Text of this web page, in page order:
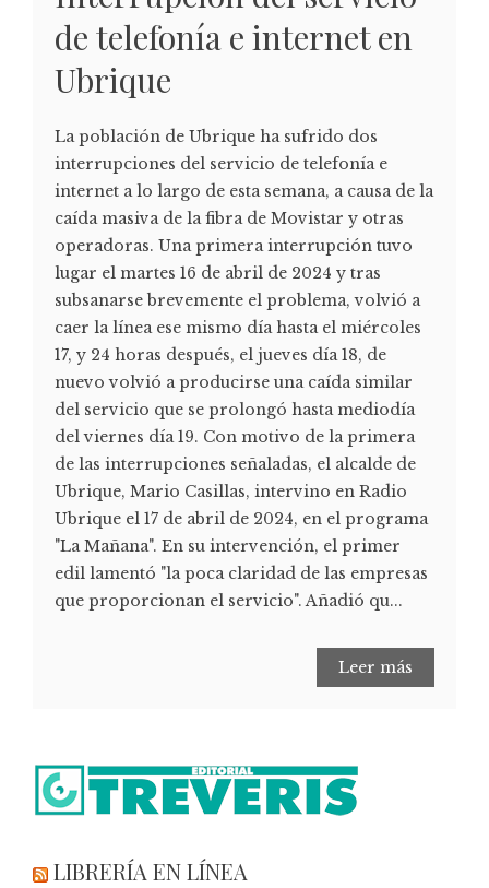
de telefonía e internet en
Ubrique
La población de Ubrique ha sufrido dos
interrupciones del servicio de telefonía e
internet a lo largo de esta semana, a causa de la
caída masiva de la fibra de Movistar y otras
operadoras. Una primera interrupción tuvo
lugar el martes 16 de abril de 2024 y tras
subsanarse brevemente el problema, volvió a
caer la línea ese mismo día hasta el miércoles
17, y 24 horas después, el jueves día 18, de
nuevo volvió a producirse una caída similar
del servicio que se prolongó hasta mediodía
del viernes día 19. Con motivo de la primera
de las interrupciones señaladas, el alcalde de
Ubrique, Mario Casillas, intervino en Radio
Ubrique el 17 de abril de 2024, en el programa
"La Mañana". En su intervención, el primer
edil lamentó "la poca claridad de las empresas
que proporcionan el servicio". Añadió qu...
Leer más
LIBRERÍA EN LÍNEA